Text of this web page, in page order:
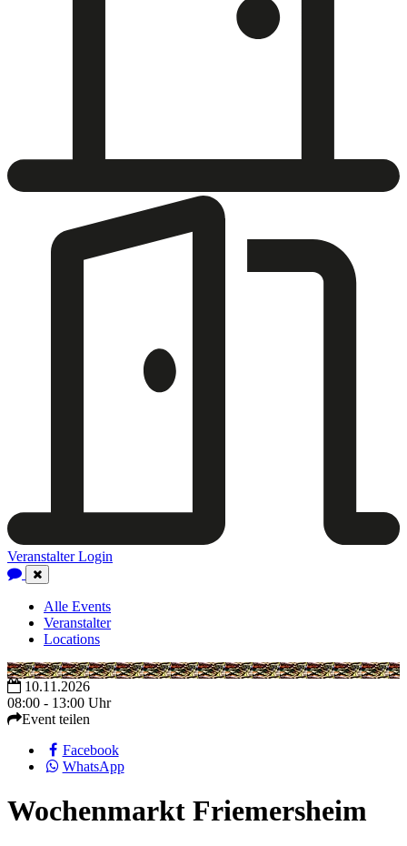
Veranstalter Login
Close
Navigation
Alle Events
Veranstalter
Locations
10.11.2026
08:00 - 13:00 Uhr
Event teilen
Facebook
WhatsApp
Wochenmarkt Friemersheim